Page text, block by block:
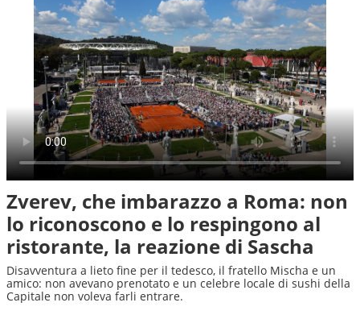
Zverev, che imbarazzo a Roma: non
lo riconoscono e lo respingono al
ristorante, la reazione di Sascha
Disavventura a lieto fine per il tedesco, il fratello Mischa e un
amico: non avevano prenotato e un celebre locale di sushi della
Capitale non voleva farli entrare.